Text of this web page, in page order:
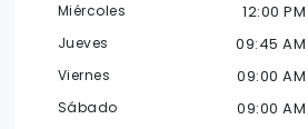
Miércoles 12:00
Jueves 09:45 AM
Viernes 09:00
Sábado 09:00